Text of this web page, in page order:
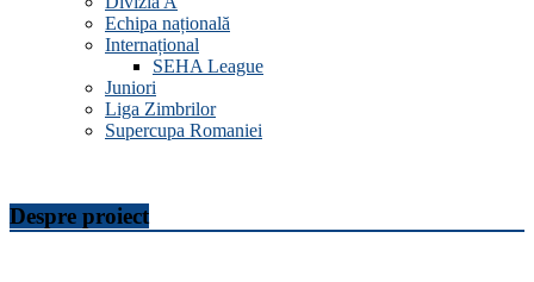
Echipa națională
Internațional
SEHA League
Juniori
Liga Zimbrilor
Supercupa Romaniei
Despre proiect